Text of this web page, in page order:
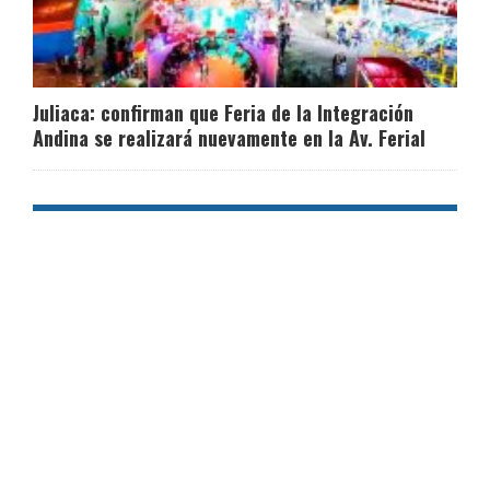
Juliaca: confirman que Feria de la Integración
Andina se realizará nuevamente en la Av. Ferial